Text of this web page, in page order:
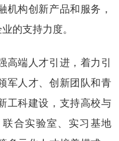
构创新产品和服务，
的支持力度。
高端人才引进，着力引
军人才、创新团队和青
工科建设，支持高校与
合实验室、实习基地